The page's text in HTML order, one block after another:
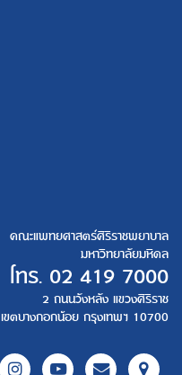
คณะแพทยศาสตร์ศิริราชพยาบาล
มหาวิทยาลัยมหิดล
โทร. 02 419 7000
2 ถนนวังหลัง แขวงศิริราช
เขตบางกอกน้อย กรุงเทพฯ 10700